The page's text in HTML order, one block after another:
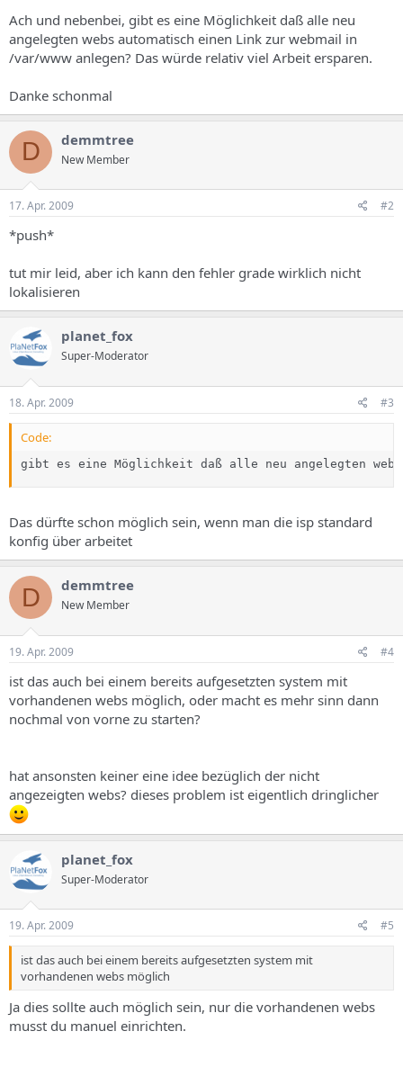
Ach und nebenbei, gibt es eine Möglichkeit daß alle neu
angelegten webs automatisch einen Link zur webmail in
/var/www anlegen? Das würde relativ viel Arbeit ersparen.
Danke schonmal
D demmtree
New Member
17. Apr. 2009 #2
*push*
tut mir leid, aber ich kann den fehler grade wirklich nicht
lokalisieren
planet_fox
Super-Moderator
18. Apr. 2009 #3
Code:
gibt es eine Möglichkeit daß alle neu angelegten
Das dürfte schon möglich sein, wenn man die isp standard
konfig über arbeitet
D demmtree
New Member
19. Apr. 2009 #4
ist das auch bei einem bereits aufgesetzten system mit
vorhandenen webs möglich, oder macht es mehr sinn dann
nochmal von vorne zu starten?
hat ansonsten keiner eine idee bezüglich der nicht
angezeigten webs? dieses problem ist eigentlich dringlicher
planet_fox
Super-Moderator
19. Apr. 2009 #5
ist das auch bei einem bereits aufgesetzten system mit
vorhandenen webs möglich
Ja dies sollte auch möglich sein, nur die vorhandenen webs
musst du manuel einrichten.